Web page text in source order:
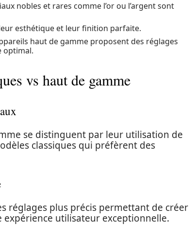
nobles et rares comme l’or ou l’argent sont
esthétique et leur finition parfaite.
haut de gamme proposent des réglages
optimal.
vs haut de gamme
se distinguent par leur utilisation de
classiques qui préfèrent des
réglages plus précis permettant de créer
utilisateur exceptionnelle.